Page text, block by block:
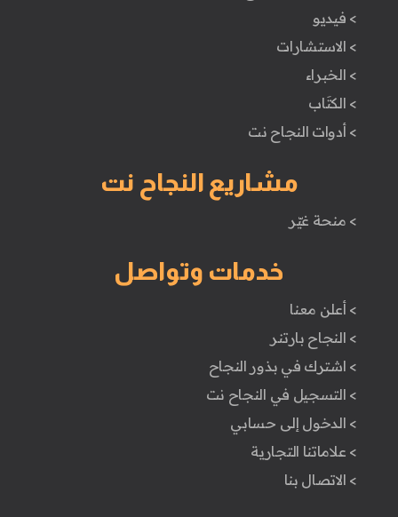
> فيديو
> الاستشارات
> الخبراء
> الكتَاب
> أدوات النجاح نت
مشاريع النجاح نت
> منحة غيّر
خدمات وتواصل
> أعلن معنا
> النجاح بارتنر
> اشترك في بذور النجاح
> التسجيل في النجاح نت
> الدخول إلى حسابي
> علاماتنا التجارية
> الاتصال بنا